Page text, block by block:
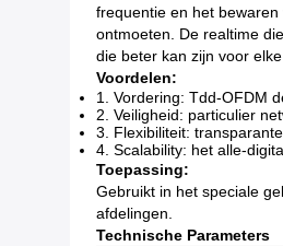
frequentie en het
ontmoeten. De realtime
die beter kan zijn voor
Voordelen:
1. Vordering: Tdd-OFDM
2. Veiligheid: particulier
3. Flexibiliteit:
4. Scalability: het alle-
Toepassing:
Gebruikt in het speciale
afdelingen.
Technische Parameters